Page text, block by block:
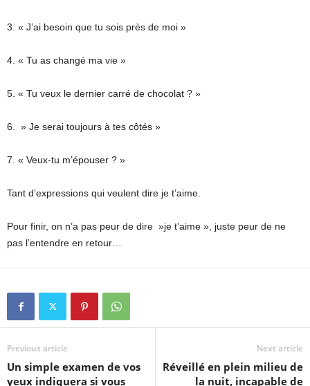
3. « J’ai besoin que tu sois près de moi »
4. « Tu as changé ma vie »
5. « Tu veux le dernier carré de chocolat ? »
6. » Je serai toujours à tes côtés »
7. « Veux-tu m’épouser ? »
Tant d’expressions qui veulent dire je t’aime.
Pour finir, on n’a pas peur de dire »je t’aime », juste peur de ne
pas l’entendre en retour…
Previous article
Un simple examen de vos
yeux indiquera si vous
Next article
Réveillé en plein milieu de
la nuit, incapable de